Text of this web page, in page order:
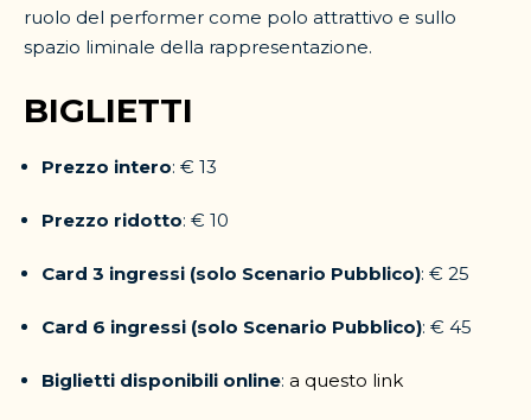
ruolo del performer come polo attrattivo e sullo
spazio liminale della rappresentazione.
BIGLIETTI
Prezzo intero: € 13
Prezzo ridotto: € 10
Card 3 ingressi (solo Scenario Pubblico): € 25
Card 6 ingressi (solo Scenario Pubblico): € 45
Biglietti disponibili online: a questo link